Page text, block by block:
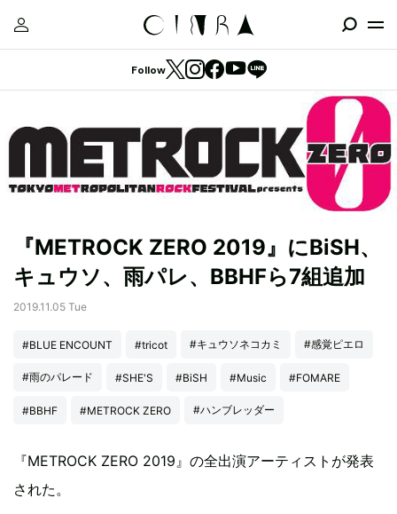
Follow
『METROCK ZERO 2019』にBiSH、
キュウソ、雨パレ、BBHFら7組追加
2019.11.05 Tue
#BLUE ENCOUNT #tricot #キュウソネコカミ #感覚ピエロ
#雨のパレード #SHE'S #BiSH #Music #FOMARE
#BBHF #METROCK ZERO #ハンブレッダー
『METROCK ZERO 2019』の全出演アーティストが発表
された。